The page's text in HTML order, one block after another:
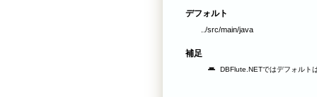
デフォルト
../src/main/java
補足
DBFlute.NETではデフォルト